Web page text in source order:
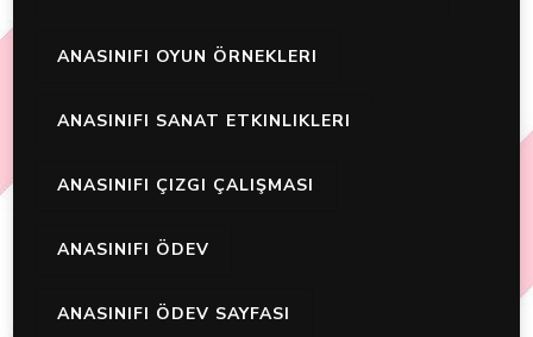
ANASINIFI OYUN ÖRNEKLERI
ANASINIFI SANAT ETKINLIKLERI
ANASINIFI ÇIZGI ÇALIŞMASI
ANASINIFI ÖDEV
ANASINIFI ÖDEV SAYFASI